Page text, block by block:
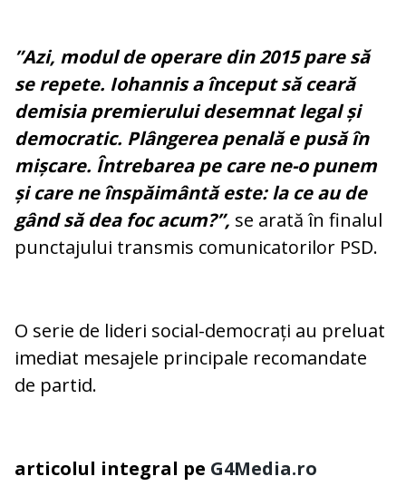
”Azi, modul de operare din 2015 pare să
se repete. Iohannis a început să ceară
demisia premierului desemnat legal și
democratic. Plângerea penală e pusă în
mișcare. Întrebarea pe care ne-o punem
și care ne înspăimântă este: la ce au de
gând să dea foc acum?”, se arată în finalul
punctajului transmis comunicatorilor PSD.
O serie de lideri social-democrați au preluat
imediat mesajele principale recomandate
de partid.
articolul integral pe G4Media.ro